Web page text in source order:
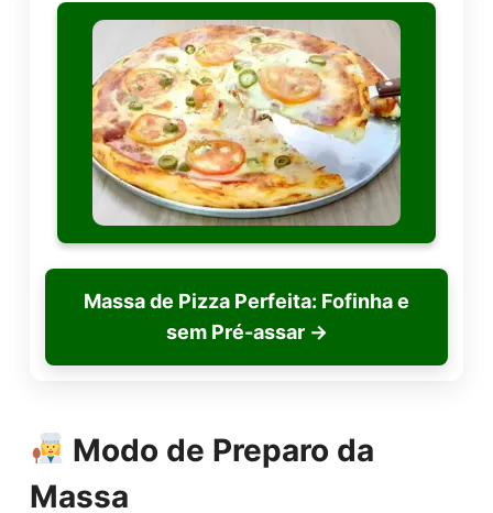
Massa de Pizza Perfeita: Fofinha e
sem Pré-assar →
Modo de Preparo da
Massa